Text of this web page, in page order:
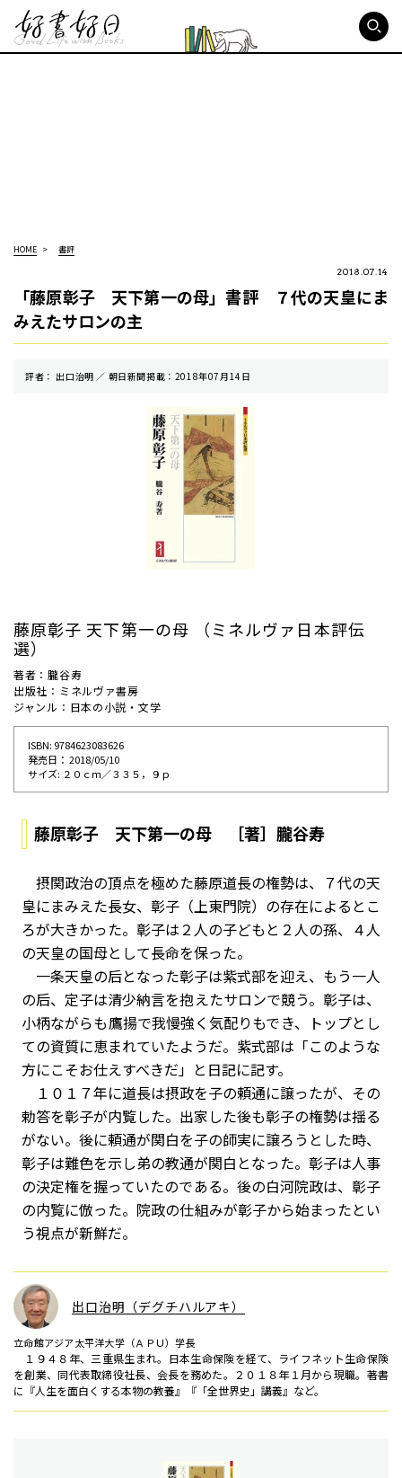
HOME 書評
2018.07.14
「藤原彰子 天下第一の母」書評 ７代の天皇にま
みえたサロンの主
評者： 出口治明 ／ 朝⽇新聞掲載：2018年07月14日
藤原彰子 天下第一の母 （ミネルヴァ日本評伝
選）
著者：朧谷寿
出版社：ミネルヴァ書房
ジャンル：日本の小説・文学
ISBN: 9784623083626
発売⽇： 2018/05/10
サイズ: ２０ｃｍ／３３５，９ｐ
藤原彰子 天下第一の母 ［著］朧谷寿
摂関政治の頂点を極めた藤原道長の権勢は、７代の天
皇にまみえた長女、彰子（上東門院）の存在によるとこ
ろが大きかった。彰子は２人の子どもと２人の孫、４人
の天皇の国母として長命を保った。
一条天皇の后となった彰子は紫式部を迎え、もう一人
の后、定子は清少納言を抱えたサロンで競う。彰子は、
小柄ながらも鷹揚で我慢強く気配りもでき、トップとし
ての資質に恵まれていたようだ。紫式部は「このような
方にこそお仕えすべきだ」と日記に記す。
１０１７年に道長は摂政を子の頼通に譲ったが、その
勅答を彰子が内覧した。出家した後も彰子の権勢は揺る
がない。後に頼通が関白を子の師実に譲ろうとした時、
彰子は難色を示し弟の教通が関白となった。彰子は人事
の決定権を握っていたのである。後の白河院政は、彰子
の内覧に倣った。院政の仕組みが彰子から始まったとい
う視点が新鮮だ。
出口治明（デグチハルアキ）
立命館アジア太平洋大学（ＡＰＵ）学長
１９４８年、三重県生まれ。日本生命保険を経て、ライフネット生命保険
を創業、同代表取締役社長、会長を務めた。２０１８年１月から現職。著書
に『人生を面白くする本物の教養』『「全世界史」講義』など。